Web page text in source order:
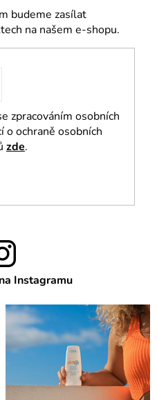
budeme zasílat
na našem e-shopu.
zpracováním osobních
o ochraně osobních
zde.
Instagramu